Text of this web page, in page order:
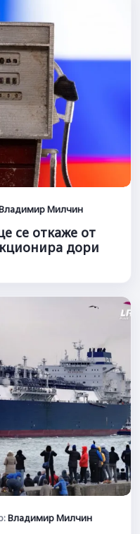
Милчин
се откаже от
дори
Владимир Милчин